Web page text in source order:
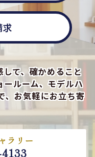
求
て、確かめること
ールーム、モデルハ
、お気軽にお立ち寄
ラリー